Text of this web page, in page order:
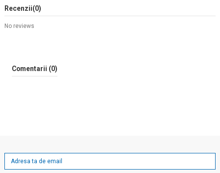
Recenzii(0)
No reviews
Comentarii (0)